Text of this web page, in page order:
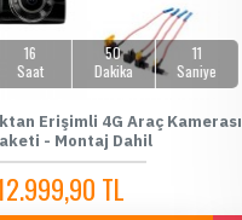
16
Saat
50
Dakika
10
Saniye
Erişimli 4G Araç Kamerası
- Montaj Dahil
TL